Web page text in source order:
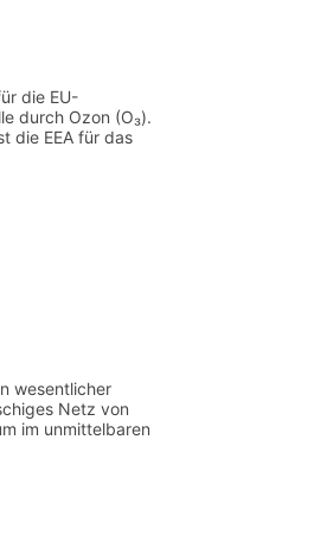
die EU-
durch Ozon (O₃).
die EEA für das
wesentlicher
Netz von
im unmittelbaren